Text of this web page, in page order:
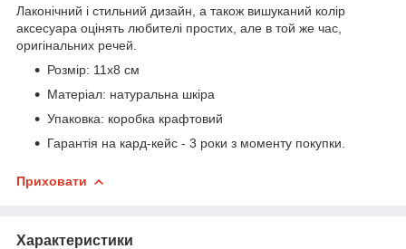
Лаконічний і стильний дизайн, а також вишуканий колір
аксесуара оцінять любителі простих, але в той же час,
оригінальних речей.
Розмір: 11х8 см
Матеріал: натуральна шкіра
Упаковка: коробка крафтовий
Гарантія на кард-кейс - 3 роки з моменту покупки.
Приховати
Характеристики